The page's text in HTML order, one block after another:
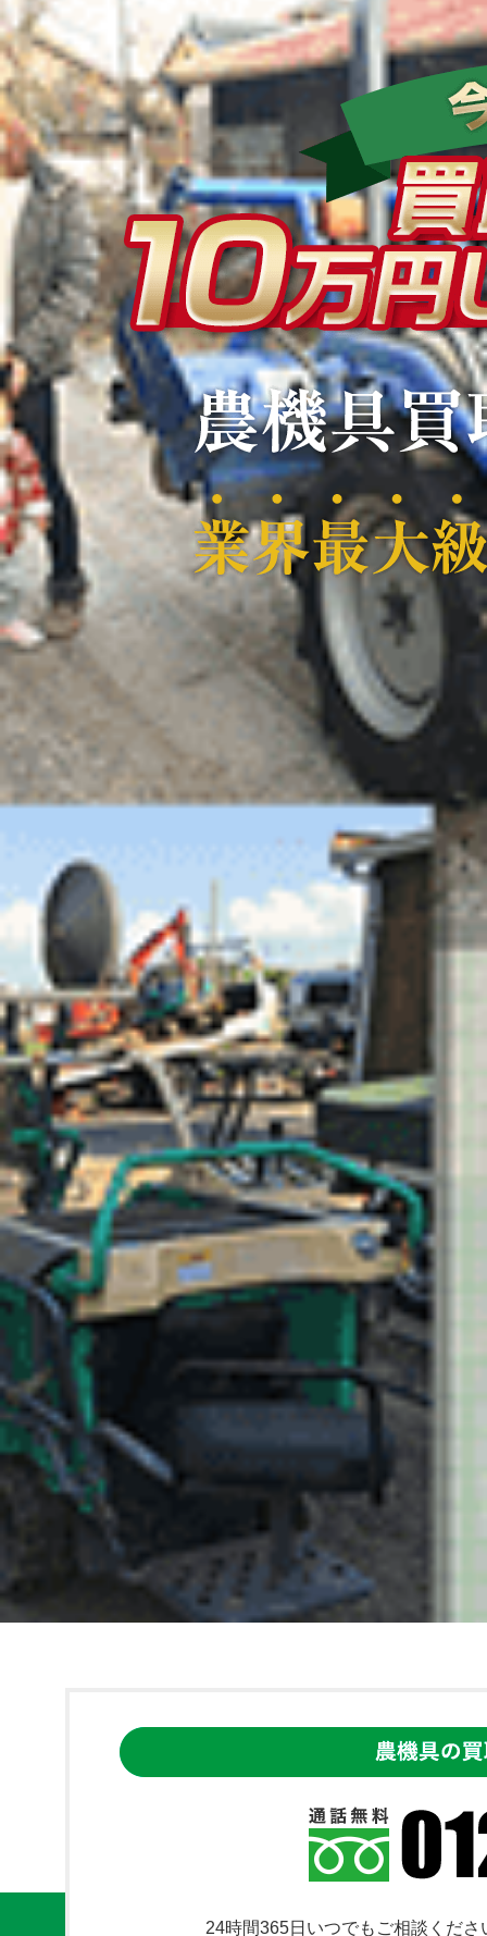
24時間365日いつでもご相談くださ